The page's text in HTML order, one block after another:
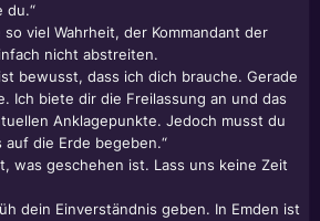
du.“
viel Wahrheit, der Kommandant der
nicht abstreiten.
bewusst, dass ich dich brauche. Gerade
Ich biete dir die Freilassung an und das
Anklagepunkte. Jedoch musst du
auf die Erde begeben.“
was geschehen ist. Lass uns keine Zeit
dein Einverständnis geben. In Emden ist